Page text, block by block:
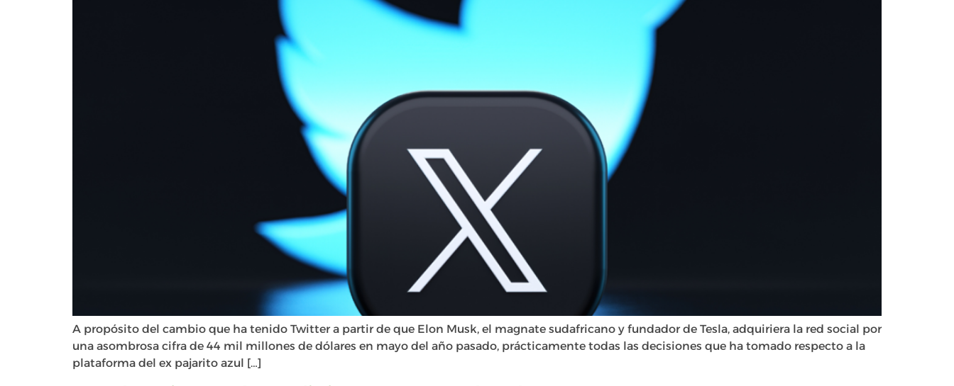
A propósito del cambio que ha tenido Twitter a partir de que Elon Musk, el magnate sudafricano y fundador de Tesla, adquiriera la red social por
una asombrosa cifra de 44 mil millones de dólares en mayo del año pasado, prácticamente todas las decisiones que ha tomado respecto a la
plataforma del ex pajarito azul […]